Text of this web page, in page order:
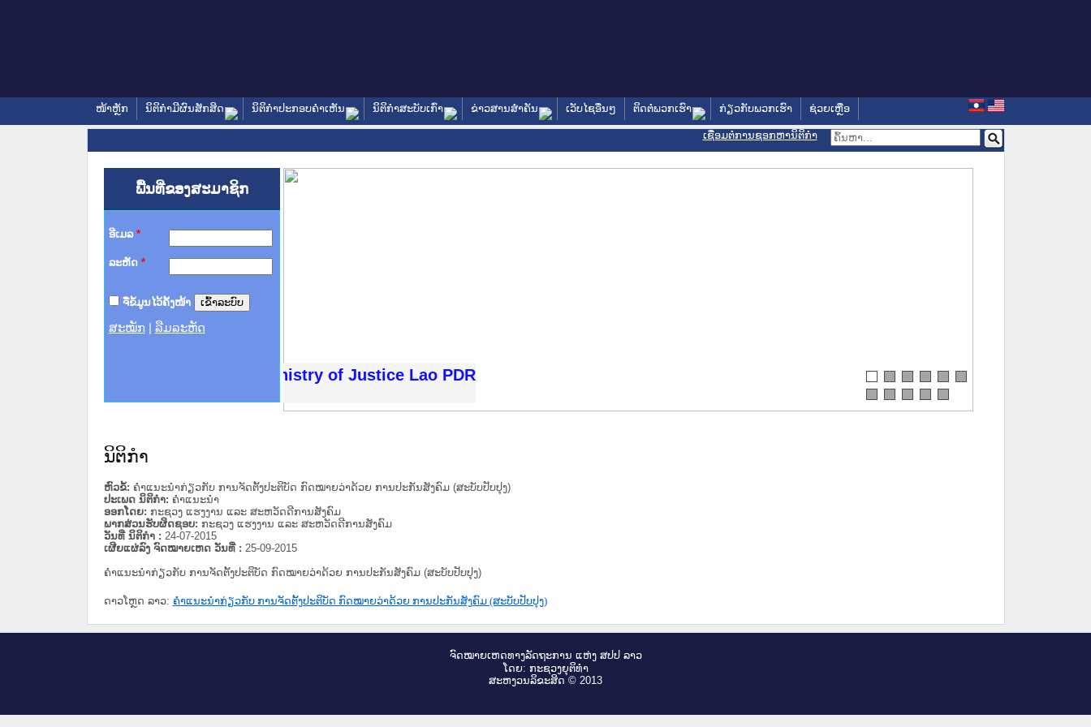
ໜ້າຫຼັກ ນິຕິກໍາມີຜົນສັກສິດ ນິຕິກໍາປະກອບຄໍາເຫັນ ນິຕິກໍາສະບັບເກົ່າ ຂ່າວສານສໍາຄັນ ເວັບໄຊອື່ນໆ ຕິດຕໍ່ພວກເຮົາ ກ່ຽວກັບພວກເຮົາ ຊ່ວຍເຫຼືອ
ເຊື່ອມຕໍ່ການຊອກຫານິຕິກຳ
ພື້ນທີ່ຂອງສະມາຊິກ
ອີເມລ *
ລະຫັດ *
ຈື່ຂໍ້ມູນໄວ້ຄັ້ງໜ້າ
ສະໝັກ ລືມລະຫັດ
Ministry of Justice Lao PDR
ານສະພາປະຊາຊົນ ພາກເໜືອ
ທາງລັດຖະການ
ສຳລັບ ພາກກາງ
ສຳລັບ ພາກໃຕ້
ວິທະຍາຄານຕຳຫຼວດປະຊາຊົນ
ວິທະຍາຄານສັນຕິບານປະຊາຊົນ
າຍເຫດທາງລັດຖະການໃຫ້ຜູ້ປະສານງານ
ຂັ້ນແຂວງພາກເໜືອ
ານສະພາປະຊາຊົນ ພາກກາງ
ນິຕິກໍາ
ຫົວຂໍ້: ຄຳແນະນຳກ່ຽວກັບ ການຈັດຕັ້ງປະຕິບັດ ກົດໝາຍວ່າດ້ວຍ ການປະກັນສັງຄົມ (ສະບັບປັບປຸງ)
ປະເພດ ນິຕິກໍາ: ຄໍາແນະນໍາ
ອອກໂດຍ: ກະຊວງ ແຮງງານ ແລະ ສະຫວັດດີການສັງຄົມ
ພາກສ່ວນຮັບຜິດຊອບ: ກະຊວງ ແຮງງານ ແລະ ສະຫວັດດີການສັງຄົມ
ວັນທີ່ ນິຕິກໍາ : 24-07-2015
ເຜີຍແຜ່ລົງ ຈົດໝາຍເຫດ ວັນທີ່ : 25-09-2015
ຄຳແນະນຳກ່ຽວກັບ ການຈັດຕັ້ງປະຕິບັດ ກົດໝາຍວ່າດ້ວຍ ການປະກັນສັງຄົມ (ສະບັບປັບປຸງ)
ດາວໂຫຼດ ລາວ: ຄຳແນະນຳກ່ຽວກັບ ການຈັດຕັ້ງປະຕິບັດ ກົດໝາຍວ່າດ້ວຍ ການປະກັນສັງຄົມ (ສະບັບປັບປຸງ)
ຈົດ​ໝາຍ​ເຫດ​ທາງ​ລັດ​ຖະ​ການ ແຫ່ງ ສ​ປ​ປ ລາວ
ໂດຍ: ກະ​ຊວງຍຸ​ຕິ​ທຳ
ສະ​ຫງວນ​ລິ​ຂະ​ສິດ © 2013